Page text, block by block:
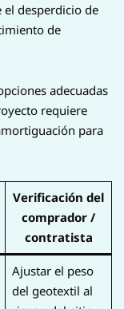
el desperdicio de
de
adecuadas
requiere
para
Verificación del
comprador /
contratista
Ajustar el peso
del geotextil al